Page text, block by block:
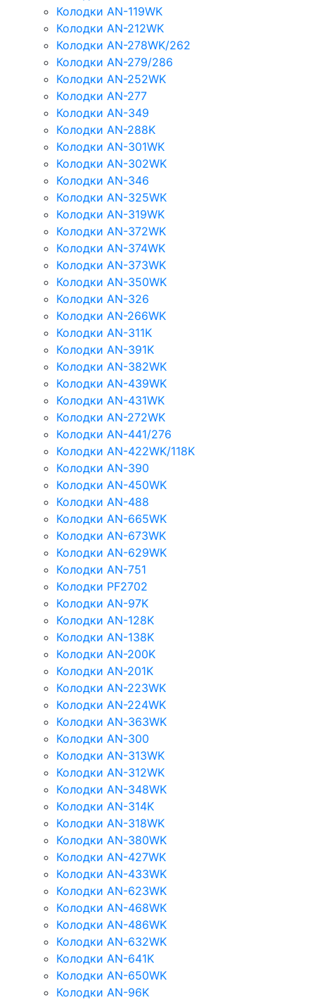
Колодки AN-119WK
Колодки AN-212WK
Колодки AN-278WK/262
Колодки AN-279/286
Колодки AN-252WK
Колодки AN-277
Колодки AN-349
Колодки AN-288K
Колодки AN-301WK
Колодки AN-302WK
Колодки AN-346
Колодки AN-325WK
Колодки AN-319WK
Колодки AN-372WK
Колодки AN-374WK
Колодки AN-373WK
Колодки AN-350WK
Колодки AN-326
Колодки AN-266WK
Колодки AN-311K
Колодки AN-391K
Колодки AN-382WK
Колодки AN-439WK
Колодки AN-431WK
Колодки AN-272WK
Колодки AN-441/276
Колодки AN-422WK/118K
Колодки AN-390
Колодки AN-450WK
Колодки AN-488
Колодки AN-665WK
Колодки AN-673WK
Колодки AN-629WK
Колодки AN-751
Колодки PF2702
Колодки AN-97K
Колодки AN-128K
Колодки AN-138K
Колодки AN-200K
Колодки AN-201K
Колодки AN-223WK
Колодки AN-224WK
Колодки AN-363WK
Колодки AN-300
Колодки AN-313WK
Колодки AN-312WK
Колодки AN-348WK
Колодки AN-314K
Колодки AN-318WK
Колодки AN-380WK
Колодки AN-427WK
Колодки AN-433WK
Колодки AN-623WK
Колодки AN-468WK
Колодки AN-486WK
Колодки AN-632WK
Колодки AN-641K
Колодки AN-650WK
Колодки AN-96K